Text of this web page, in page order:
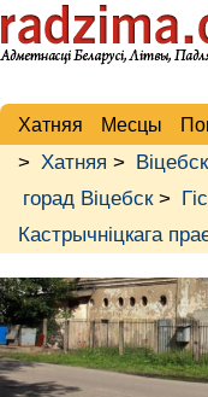
Хатняя Месцы
> Хатняя >
горад Віцебск>
Кастрычніцкага